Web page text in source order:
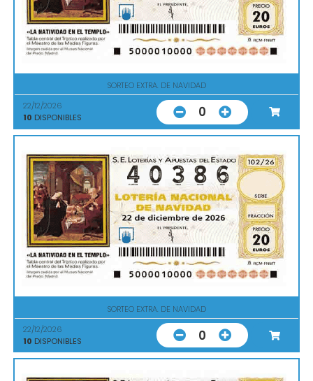
SORTEO EXTRA. DE NAVIDAD
22/12/2026
10 DISPONIBLES 0
SORTEO EXTRA. DE NAVIDAD
22/12/2026
10 DISPONIBLES 0